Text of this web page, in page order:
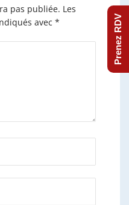
pas publiée. Les
avec * Prenez RDV